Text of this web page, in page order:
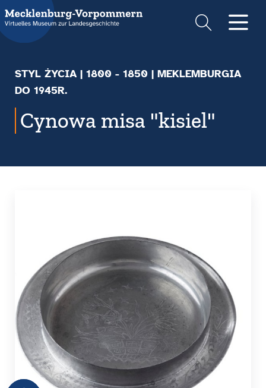
Suche
STYL ŻYCIA| 1800 - 1850 | MEKLEMBURGIA
DO 1945R.
Cynowa misa "kisiel"